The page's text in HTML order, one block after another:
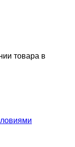
товара в